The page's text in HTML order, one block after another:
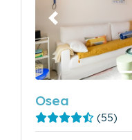
Précédent
Osea
(55)